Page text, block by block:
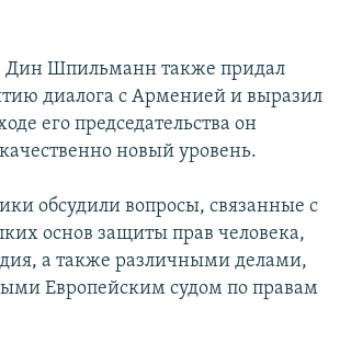
Дин Шпильманн также придал
диалога с Арменией и выразил
его председательства он
новый уровень.
обсудили вопросы, связанные с
основ защиты прав человека,
а также различными делами,
Европейским судом по правам